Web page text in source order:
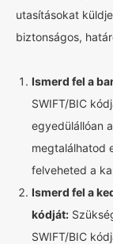
utasításokat
biztonságos,
Ismerd fel a
SWIFT/BIC
egyedülállóan
megtalálhatod
felveheted a
Ismerd fel a
kódját:
SWIFT/BIC